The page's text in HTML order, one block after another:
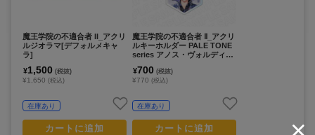
魔王学院の不適合者 II_アクリ
ルジオラマ[デフォルメキャ
ラ]
¥1,500 (税抜)
¥1,650 (税込)
在庫あり
カートに追加
魔王学院の不適合者 Ⅱ_アクリ
ルキーホルダー PALE TONE
series アノス・ヴォルディゴ
¥700 (税抜)
¥770 (税込)
在庫あり
カートに追加